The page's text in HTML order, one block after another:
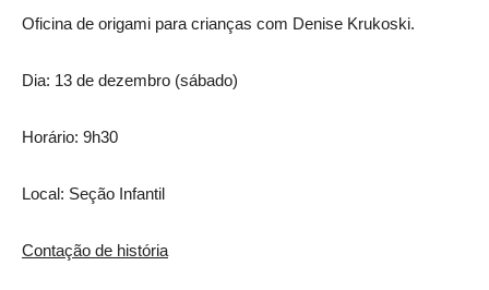
Oficina de origami para crianças com Denise Krukoski.
Dia: 13 de dezembro (sábado)
Horário: 9h30
Local: Seção Infantil
Contação de história